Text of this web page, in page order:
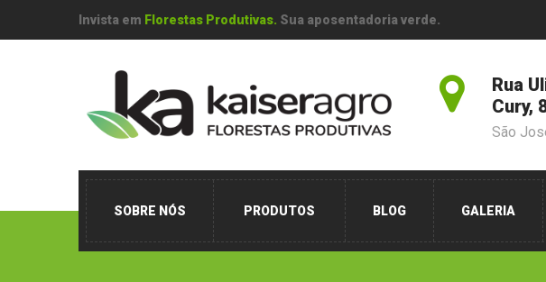
Invista em Florestas Produtivas. Sua aposentadoria verde.
Rua
Cury,
São
SOBRE NÓS PRODUTOS BLOG GALERIA